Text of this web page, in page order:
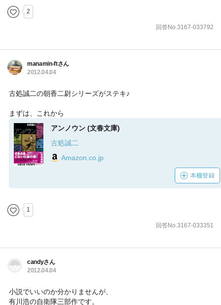
2
回答No.3167-033792
manamin-ftさん
2012.04.04
古処誠二の朝香二尉シリーズがステキ♪
まずは、これから
アンノウン (文春文庫)
古処誠二
Amazon.co.jp
本棚登録
1
回答No.3167-033351
candyさん
2012.04.04
小説でいいのか分かりませんが、
有川浩の自衛隊三部作です。